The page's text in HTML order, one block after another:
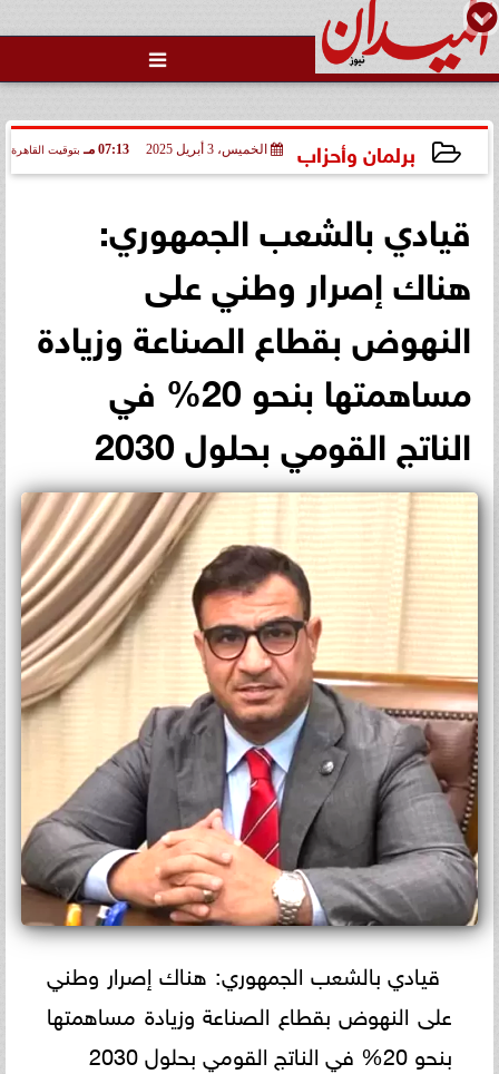

برلمان وأحزاب الخميس، 3 أبريل 2025 07:13 مـ بتوقيت القاهرة
قيادي بالشعب الجمهوري:
هناك إصرار وطني على
النهوض بقطاع الصناعة وزيادة
مساهمتها بنحو 20% في
الناتج القومي بحلول 2030
قيادي بالشعب الجمهوري: هناك إصرار وطني
على النهوض بقطاع الصناعة وزيادة مساهمتها
بنحو 20% في الناتج القومي بحلول 2030